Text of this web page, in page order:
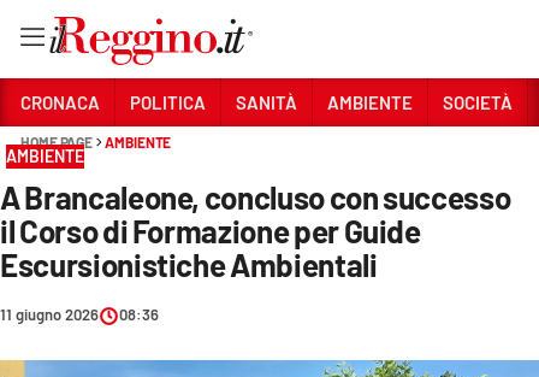
Sezioni
CRONACA
POLITICA
SANITÀ
AMBIENTE
CRONACA POLITICA SANITÀ AMBIENTE SOCIETÀ
HOME PAGE AMBIENTE
AMBIENTE
A Brancaleone, concluso con successo
il Corso di Formazione per Guide
Escursionistiche Ambientali
11 giugno 2026 08:36